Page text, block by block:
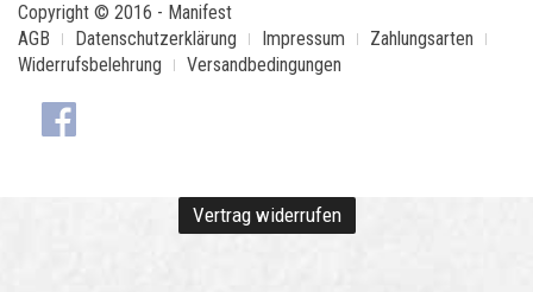
Copyright © 2016 - Manifest
AGB
Datenschutzerklärung Impressum
Zahlungsarten
Widerrufsbelehrung
Versandbedingungen
Vertrag widerrufen